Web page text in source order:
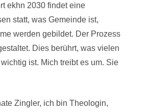
ekhn 2030 findet eine
statt, was Gemeinde ist,
werden gebildet. Der Prozess
Dies berührt, was vielen
ist. Mich treibt es um. Sie
Zingler, ich bin Theologin,